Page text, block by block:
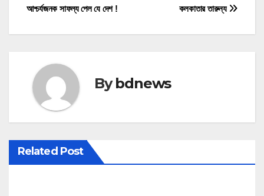
n
a
v
i
কলকাতার তারুন্য
আশ্চর্যজনক সাফল্য পেল যে দেশ !
Bybdnews
Related Post